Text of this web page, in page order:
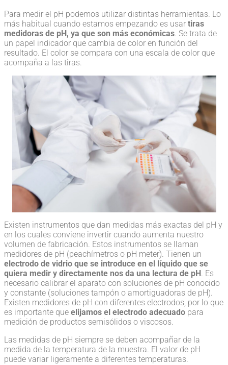
Para medir el pH podemos utilizar distintas herramientas. Lo
más habitual cuando estamos empezando es usar tiras
medidoras de pH, ya que son más económicas. Se trata de
un papel indicador que cambia de color en función del
resultado. El color se compara con una escala de color que
acompaña a las tiras.
Existen instrumentos que dan medidas más exactas del pH y
en los cuales conviene invertir cuando aumenta nuestro
volumen de fabricación. Estos instrumentos se llaman
medidores de pH (peachímetros o pH meter). Tienen un
electrodo de vidrio que se introduce en el líquido que se
quiera medir y directamente nos da una lectura de pH . Es
necesario calibrar el aparato con soluciones de pH conocido
y constante (soluciones tampón o amortiguadoras de pH).
Existen medidores de pH con diferentes electrodos, por lo que
es importante que elijamos el electrodo adecuado para
medición de productos semisólidos o viscosos.
Las medidas de pH siempre se deben acompañar de la
medida de la temperatura de la muestra. El valor de pH
puede variar ligeramente a diferentes temperaturas.